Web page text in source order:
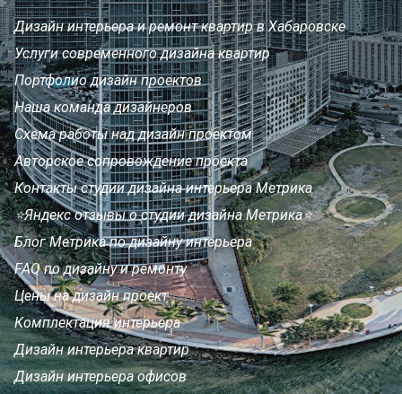
Дизайн интерьера и ремонт квартир в Хабаровске
Услуги современного дизайна квартир
Портфолио дизайн проектов
Наша команда дизайнеров
Схема работы над дизайн проектом
Авторское сопровождение проекта
Контакты студии дизайна интерьера Метрика
⭐Яндекс отзывы о студии дизайна Метрика⭐
Блог Метрика по дизайну интерьера
FAQ по дизайну и ремонту
Цены на дизайн проект
Комплектация интерьера
Дизайн интерьера квартир
Дизайн интерьера офисов